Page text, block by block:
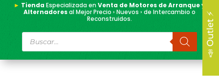
► TiendaEspecializada enVenta de Motores de Arranque y
Alternadoresal Mejor Precio › Nuevos › de Intercambio o
Reconstruidos.
Búsqueda
de
productos
📣 Outlet ⚡